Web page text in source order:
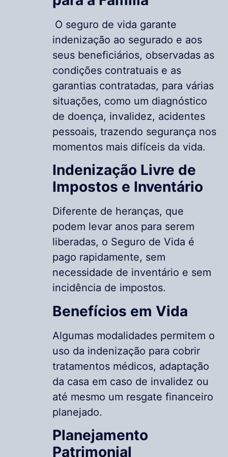
O seguro de vida garante
indenização ao segurado e aos
seus beneficiários, observadas as
condições contratuais e as
garantias contratadas, para várias
situações, como um diagnóstico
de doença, invalidez, acidentes
pessoais, trazendo segurança nos
momentos mais difíceis da vida.
Indenização Livre de
Impostos e Inventário
Diferente de heranças, que
podem levar anos para serem
liberadas, o Seguro de Vida é
pago rapidamente, sem
necessidade de inventário e sem
incidência de impostos.
Benefícios em Vida
Algumas modalidades permitem o
uso da indenização para cobrir
tratamentos médicos, adaptação
da casa em caso de invalidez ou
até mesmo um resgate financeiro
planejado.
Planejamento
Patrimonial